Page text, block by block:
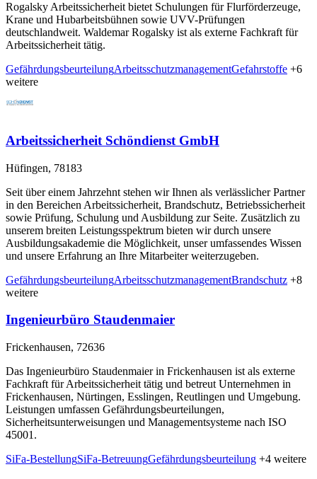
Rogalsky Arbeitssicherheit bietet Schulungen für Flurförderzeuge,
Krane und Hubarbeitsbühnen sowie UVV-Prüfungen
deutschlandweit. Waldemar Rogalsky ist als externe Fachkraft für
Arbeitssicherheit tätig.
GefährdungsbeurteilungArbeitsschutzmanagementGefahrstoffe +6
weitere
Arbeitssicherheit Schöndienst GmbH
Hüfingen, 78183
Seit über einem Jahrzehnt stehen wir Ihnen als verlässlicher Partner
in den Bereichen Arbeitssicherheit, Brandschutz, Betriebssicherheit
sowie Prüfung, Schulung und Ausbildung zur Seite. Zusätzlich zu
unserem breiten Leistungsspektrum bieten wir durch unsere
Ausbildungsakademie die Möglichkeit, unser umfassendes Wissen
und unsere Erfahrung an Ihre Mitarbeiter weiterzugeben.
GefährdungsbeurteilungArbeitsschutzmanagementBrandschutz +8
weitere
Ingenieurbüro Staudenmaier
Frickenhausen, 72636
Das Ingenieurbüro Staudenmaier in Frickenhausen ist als externe
Fachkraft für Arbeitssicherheit tätig und betreut Unternehmen in
Frickenhausen, Nürtingen, Esslingen, Reutlingen und Umgebung.
Leistungen umfassen Gefährdungsbeurteilungen,
Sicherheitsunterweisungen und Managementsysteme nach ISO
45001.
SiFa-BestellungSiFa-BetreuungGefährdungsbeurteilung +4 weitere